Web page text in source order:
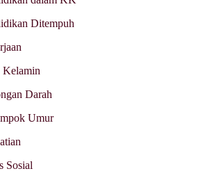
Ditempuh
Kelamin
Darah
Umur
Sosial